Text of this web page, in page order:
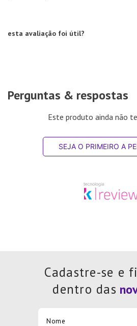
esta avaliação foi útil?
Perguntas & respostas
Este produto ainda não
SEJA O PRIMEIRO A
Cadastre-se e
dentro das